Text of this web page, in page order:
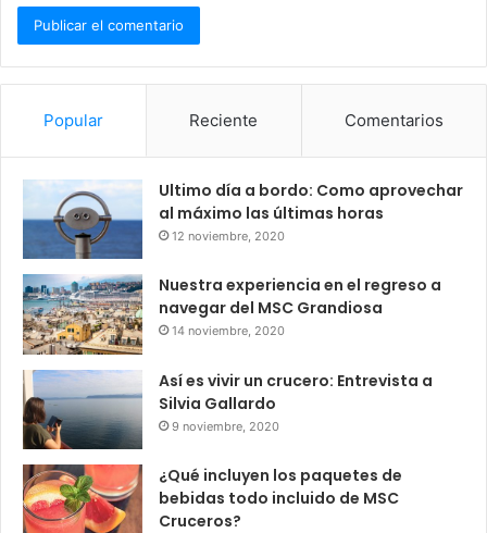
Popular Reciente Comentarios
Ultimo día a bordo: Como aprovechar
al máximo las últimas horas
12 noviembre, 2020
Nuestra experiencia en el regreso a
navegar del MSC Grandiosa
14 noviembre, 2020
Así es vivir un crucero: Entrevista a
Silvia Gallardo
9 noviembre, 2020
¿Qué incluyen los paquetes de
bebidas todo incluido de MSC
Cruceros?